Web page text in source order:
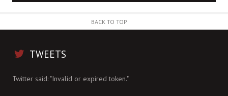
BACK TO TOP
TWEETS
Twitter said: "Invalid or expired token."